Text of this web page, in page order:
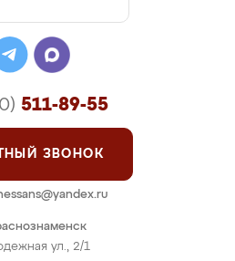
ул., 2/1
511-89-55
ЗВОНОК